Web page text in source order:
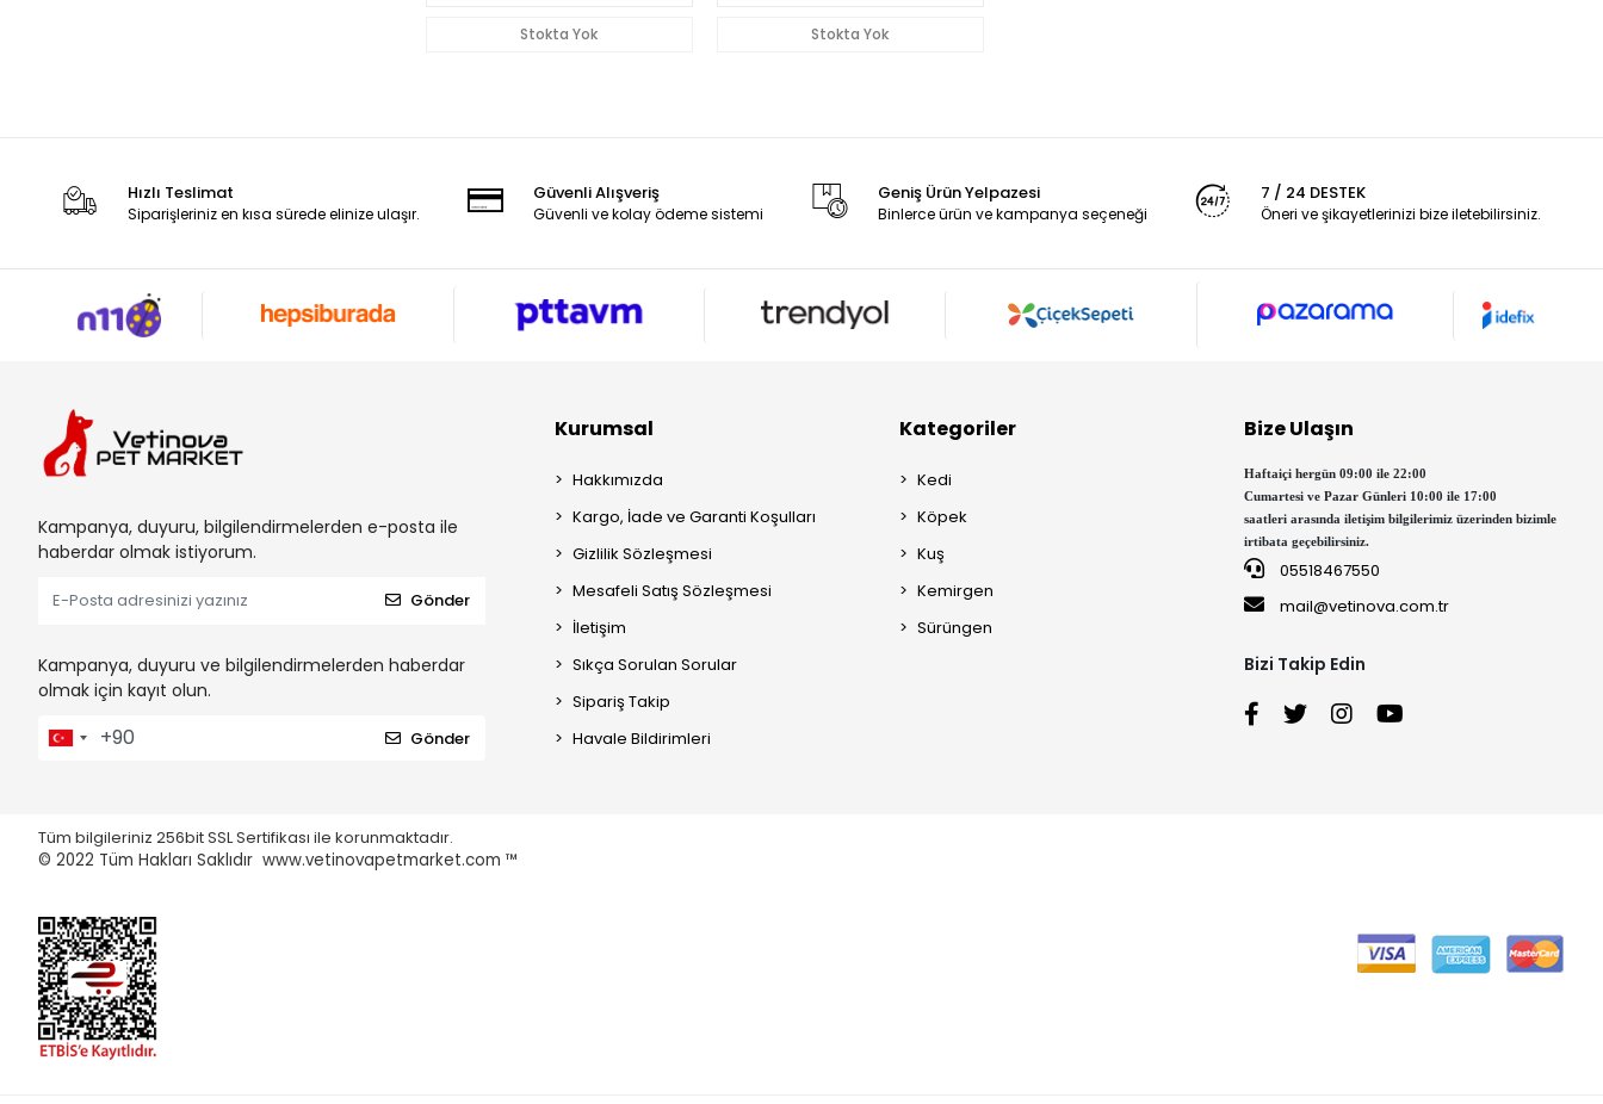
Stokta Yok Stokta Yok
Hızlı Teslimat
Siparişleriniz en kısa sürede elinize ulaşır.
Güvenli Alışveriş
Güvenli ve kolay ödeme sistemi
Geniş Ürün Yelpazesi
Binlerce ürün ve kampanya seçeneği
7 / 24 DESTEK
Öneri ve şikayetlerinizi bize iletebilirsiniz.
Kampanya, duyuru, bilgilendirmelerden e-posta ile
haberdar olmak istiyorum.
Gönder
Kampanya, duyuru ve bilgilendirmelerden haberdar
olmak için kayıt olun.
Gönder
Kurumsal
Hakkımızda
Kargo, İade ve Garanti Koşulları
Gizlilik Sözleşmesi
Mesafeli Satış Sözleşmesi
İletişim
Sıkça Sorulan Sorular
Sipariş Takip
Havale Bildirimleri
Kategoriler
Kedi
Köpek
Kuş
Kemirgen
Sürüngen
Bize Ulaşın
Haftaiçi hergün 09:00 ile 22:00
Cumartesi ve Pazar Günleri 10:00 ile 17:00
saatleri arasında iletişim bilgilerimiz üzerinden bizimle
irtibata geçebilirsiniz.
05518467550
mail@vetinova.com.tr
Bizi Takip Edin
Tüm bilgileriniz 256bit SSL Sertifikası ile korunmaktadır.
© 2022 Tüm Hakları Saklıdır www.vetinovapetmarket.com ™